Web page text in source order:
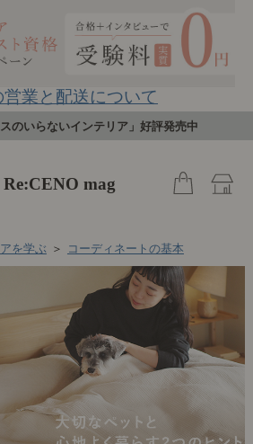
営業と配送について
のいらないインテリア」好評発売中
を学ぶ ＞ コーディネートの基本